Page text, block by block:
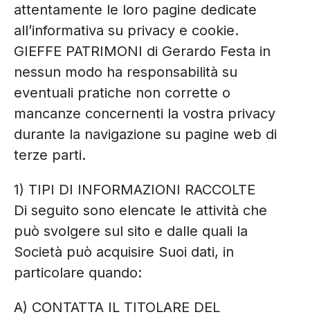
attentamente le loro pagine dedicate
all’informativa su privacy e cookie.
GIEFFE PATRIMONI di Gerardo Festa in
nessun modo ha responsabilità su
eventuali pratiche non corrette o
mancanze concernenti la vostra privacy
durante la navigazione su pagine web di
terze parti.
1) TIPI DI INFORMAZIONI RACCOLTE
Di seguito sono elencate le attività che
può svolgere sul sito e dalle quali la
Società può acquisire Suoi dati, in
particolare quando:
A) CONTATTA IL TITOLARE DEL